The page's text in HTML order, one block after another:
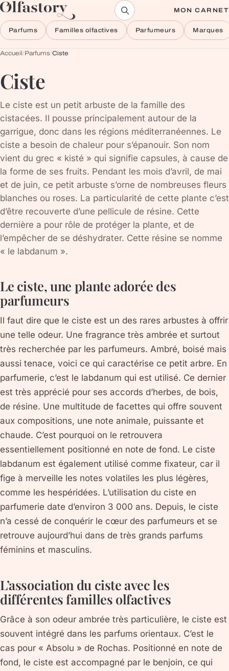
Aller au contenu MON CARNET
Parfums Familles olfactives Parfumeurs Marques
Accueil/Parfums/Ciste
Ciste
Le ciste est un petit arbuste de la famille des
cistacées. Il pousse principalement autour de la
garrigue, donc dans les régions méditerranéennes. Le
ciste a besoin de chaleur pour s’épanouir. Son nom
vient du grec « kisté » qui signifie capsules, à cause de
la forme de ses fruits. Pendant les mois d’avril, de mai
et de juin, ce petit arbuste s’orne de nombreuses fleurs
blanches ou roses. La particularité de cette plante c’est
d’être recouverte d’une pellicule de résine. Cette
dernière a pour rôle de protéger la plante, et de
l’empêcher de se déshydrater. Cette résine se nomme
« le labdanum ».
Le ciste, une plante adorée des
parfumeurs
Il faut dire que le ciste est un des rares arbustes à offrir
une telle odeur. Une fragrance très ambrée et surtout
très recherchée par les parfumeurs. Ambré, boisé mais
aussi tenace, voici ce qui caractérise ce petit arbre. En
parfumerie, c’est le labdanum qui est utilisé. Ce dernier
est très apprécié pour ses accords d’herbes, de bois,
de résine. Une multitude de facettes qui offre souvent
aux compositions, une note animale, puissante et
chaude. C’est pourquoi on le retrouvera
essentiellement positionné en note de fond. Le ciste
labdanum est également utilisé comme fixateur, car il
fige à merveille les notes volatiles les plus légères,
comme les hespéridées. L’utilisation du ciste en
parfumerie date d’environ 3 000 ans. Depuis, le ciste
n’a cessé de conquérir le cœur des parfumeurs et se
retrouve aujourd’hui dans de très grands parfums
féminins et masculins.
L’association du ciste avec les
différentes familles olfactives
Grâce à son odeur ambrée très particulière, le ciste est
souvent intégré dans les parfums orientaux. C’est le
cas pour « Absolu » de Rochas. Positionné en note de
fond, le ciste est accompagné par le benjoin, ce qui